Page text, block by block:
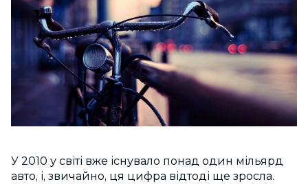
У 2010 у світі вже існувало понад один мільярд
авто, і, звичайно, ця цифра відтоді ще зросла.